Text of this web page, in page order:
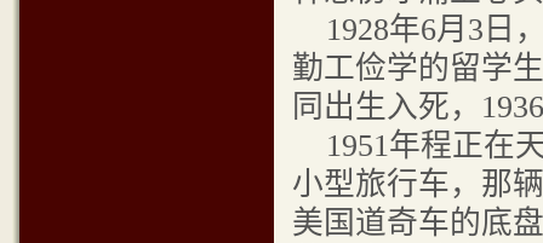
1928年6月3日
勤工俭学的留学
同出生入死，
1951年程正在
小型旅行车，那
美国道奇车的底